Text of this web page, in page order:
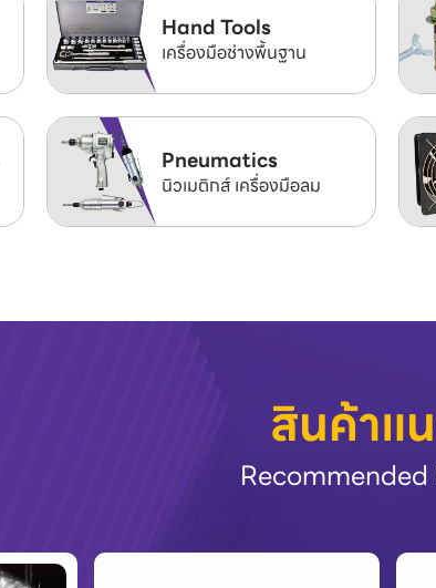
Hand Tools
เครื่องมือช่างพื้นฐาน
Pneumatics
นิวเมติกส์ เครื่องมือลม
สินค้าแ